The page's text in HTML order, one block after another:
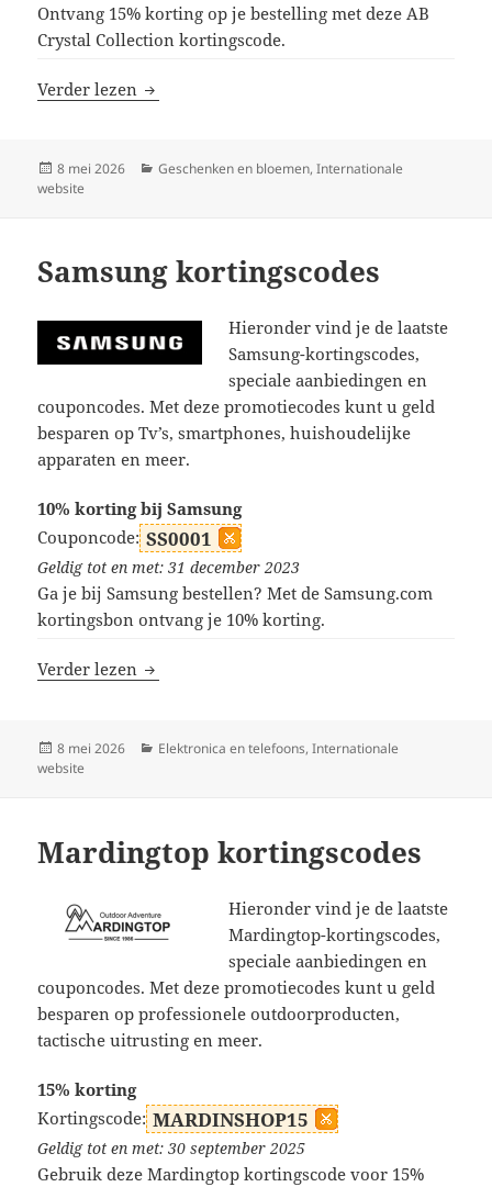
Ontvang 15% korting op je bestelling met deze AB
Crystal Collection kortingscode.
Verder lezen AB Crystal Collection kortingscodes
Geplaatst
op
8 mei 2026 Categorieën
Geschenken en bloemen,Internationale
website
Samsung kortingscodes
Hieronder vind je de laatste
Samsung-kortingscodes,
speciale aanbiedingen en
couponcodes. Met deze promotiecodes kunt u geld
besparen op Tv’s, smartphones, huishoudelijke
apparaten en meer.
10% korting bij Samsung
Couponcode: SS0001
Geldig tot en met: 31 december 2023
Ga je bij Samsung bestellen? Met de Samsung.com
kortingsbon ontvang je 10% korting.
Verder lezen Samsung kortingscodes
Geplaatst
op
8 mei 2026 Categorieën
Elektronica en telefoons,Internationale
website
Mardingtop kortingscodes
Hieronder vind je de laatste
Mardingtop-kortingscodes,
speciale aanbiedingen en
couponcodes. Met deze promotiecodes kunt u geld
besparen op professionele outdoorproducten,
tactische uitrusting en meer.
15% korting
Kortingscode: MARDINSHOP15
Geldig tot en met: 30 september 2025
Gebruik deze Mardingtop kortingscode voor 15%